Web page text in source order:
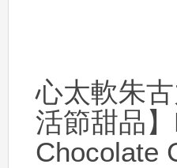
心太軟朱
活節甜品
Chocolate